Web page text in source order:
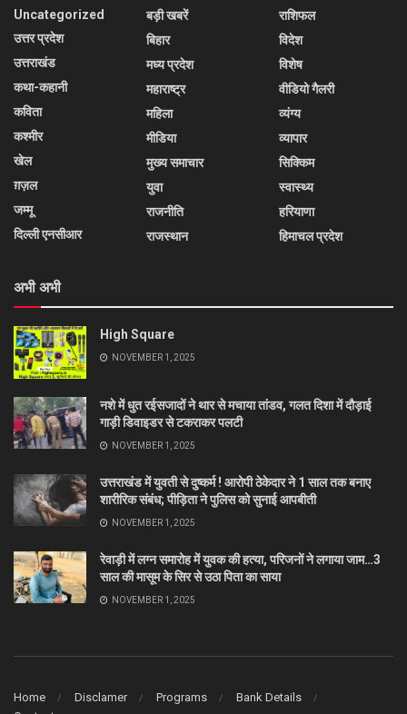
Uncategorized
उत्तर प्रदेश
उत्तराखंड
कथा-कहानी
कविता
कश्मीर
खेल
ग़ज़ल
जम्मू
दिल्ली एनसीआर
बड़ी खबरें
बिहार
मध्य प्रदेश
महाराष्ट्र
महिला
मीडिया
मुख्य समाचार
युवा
राजनीति
राजस्थान
राशिफल
विदेश
विशेष
वीडियो गैलरी
व्यंग्य
व्यापार
सिक्किम
स्वास्थ्य
हरियाणा
हिमाचल प्रदेश
अभी अभी
High Square
NOVEMBER 1, 2025
नशे में धुत रईसजादों ने थार से मचाया तांडव, गलत दिशा में दौड़ाई
गाड़ी डिवाइडर से टकराकर पलटी
NOVEMBER 1, 2025
उत्तराखंड में युवती से दुष्कर्म ! आरोपी ठेकेदार ने 1 साल तक बनाए
शारीरिक संबंध; पीड़िता ने पुलिस को सुनाई आपबीती
NOVEMBER 1, 2025
रेवाड़ी में लग्न समारोह में युवक की हत्या, परिजनों ने लगाया जाम…3
साल की मासूम के सिर से उठा पिता का साया
NOVEMBER 1, 2025
Home Disclamer Programs
Bank Details